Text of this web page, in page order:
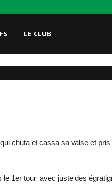
LE CLUB
chuta et cassa sa valse et
1er tour avec juste des